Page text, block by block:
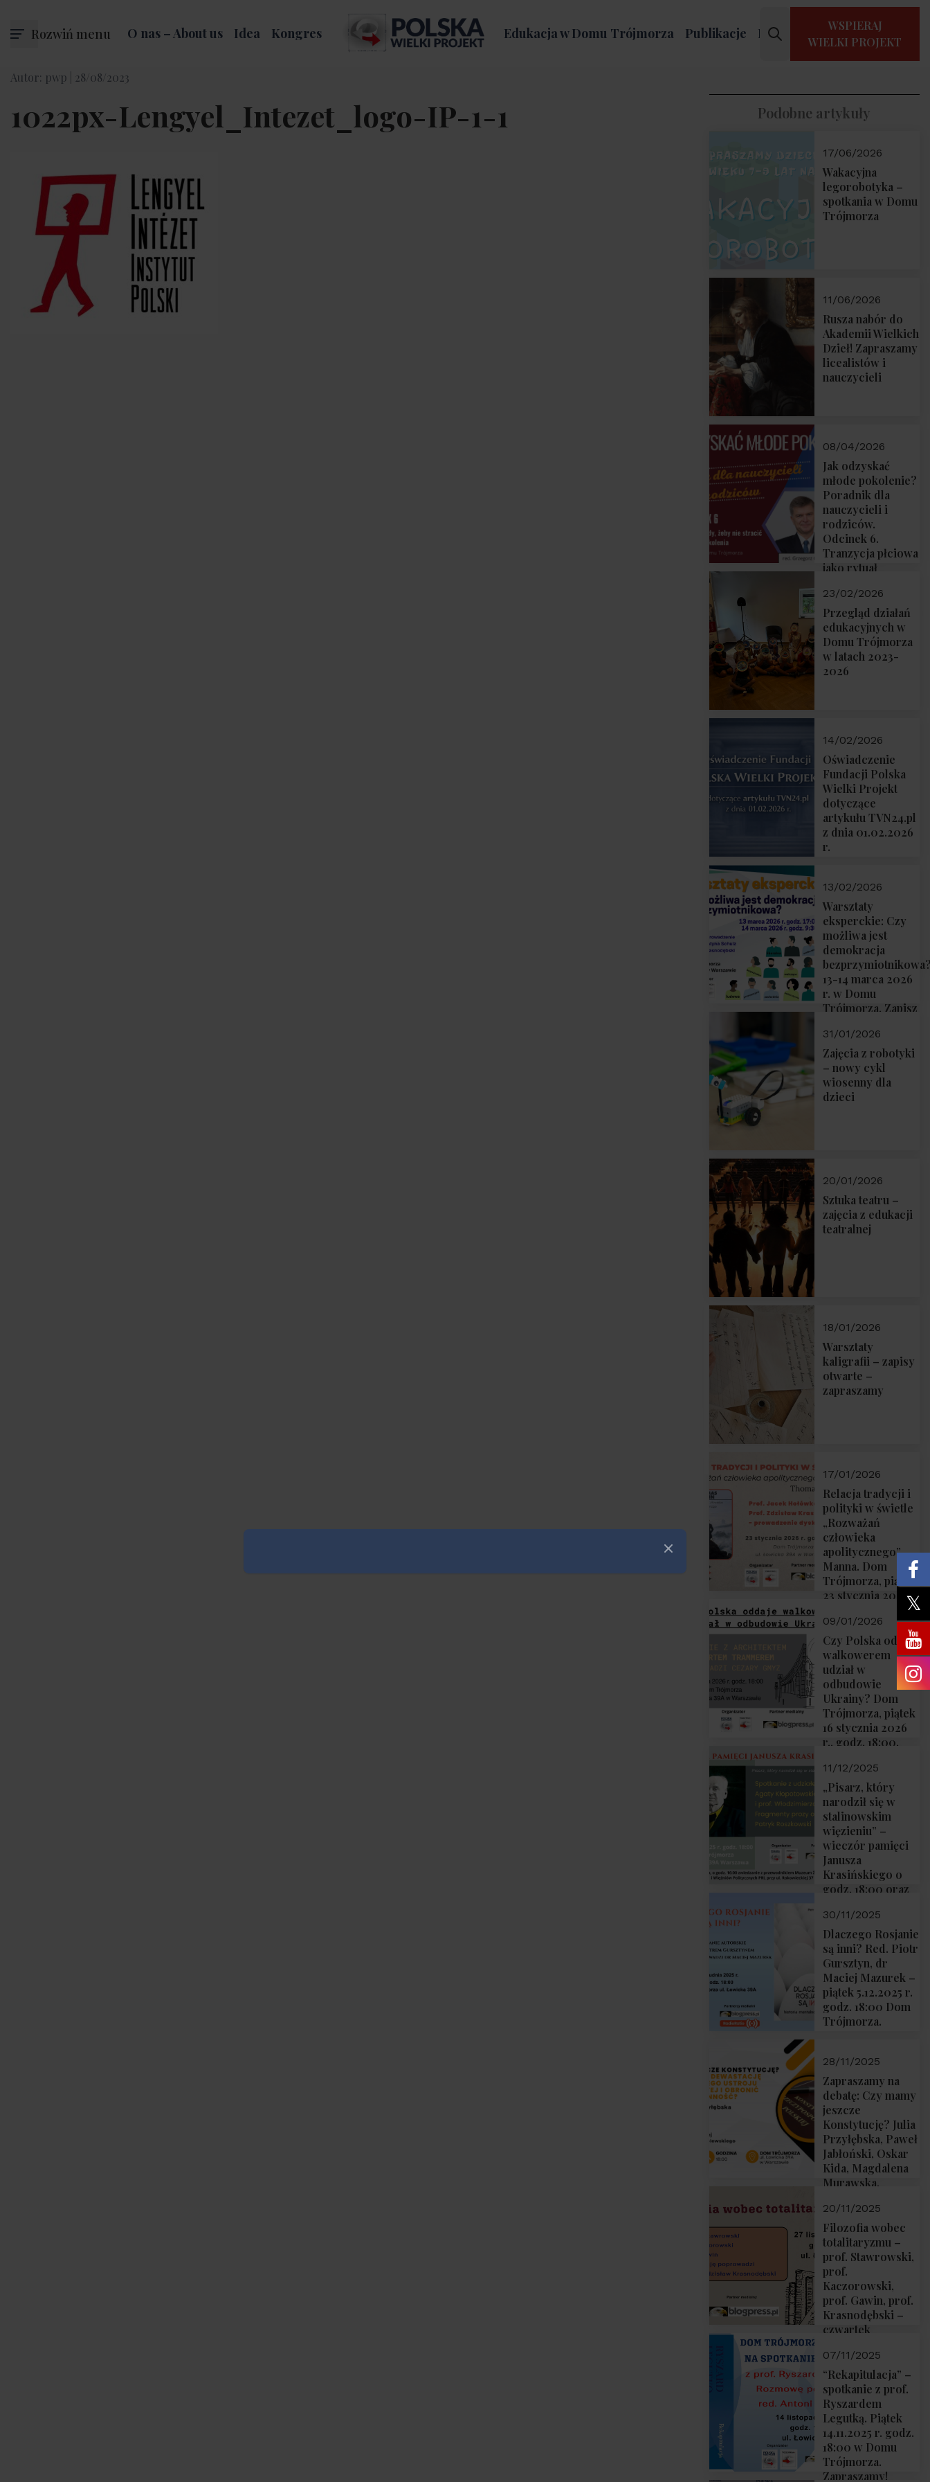
Rozwiń menu O nas – About us Idea Kongres Edukacja w Domu Trójmorza Publikacje Kontakt
WSPIERAJ
WIELKI PROJEKT
Autor: pwp | 28/08/2023
1022px-Lengyel_Intezet_logo-IP-1-1 Podobne artykuły
17/06/2026
Wakacyjna
legorobotyka –
spotkania w Domu
Trójmorza
11/06/2026
Rusza nabór do
Akademii Wielkich
Dzieł! Zapraszamy
licealistów i
nauczycieli
08/04/2026
Jak odzyskać
młode pokolenie?
Poradnik dla
nauczycieli i
rodziców.
Odcinek 6.
Tranzycja płciowa
jako rytuał
Rozmawiają red.
Grzegorz Górny i
prof. Michał
Łuczewski
23/02/2026
Przegląd działań
edukacyjnych w
Domu Trójmorza
w latach 2023-
2026
14/02/2026
Oświadczenie
Fundacji Polska
Wielki Projekt
dotyczące
artykułu TVN24.pl
z dnia 01.02.2026
r.
13/02/2026
Warsztaty
eksperckie: Czy
możliwa jest
demokracja
13-14 marca 2026
r. w Domu
Trójmorza. Zapisz
31/01/2026
Zajęcia z robotyki
– nowy cykl
wiosenny dla
dzieci
20/01/2026
Sztuka teatru –
zajęcia z edukacji
teatralnej
18/01/2026
Warsztaty
kaligrafii – zapisy
otwarte –
zapraszamy
17/01/2026
Relacja tradycji i
polityki w świetle
„Rozważań
człowieka
apolitycznego”
Manna. Dom
Trójmorza, piątek
23 stycznia 2026
Zapraszamy!
09/01/2026
Czy Polska oddaje
walkowerem
udział w
odbudowie
Ukrainy? Dom
Trójmorza, piątek
16 stycznia 2026
r., godz. 18:00.
11/12/2025
„Pisarz, który
narodził się w
stalinowskim
więzieniu” –
wieczór pamięci
Janusza
Krasińskiego o
godz. 18:00 oraz
Muzeum
Żołnierzy
Wyklętych i
Więźniów
Politycznych PRL
o godz. 16:00 – 19
grudnia 2025 r.
30/11/2025
Dlaczego Rosjanie
są inni? Red. Piotr
Gursztyn, dr
Maciej Mazurek –
piątek 5.12.2025 r.
godz. 18:00 Dom
Trójmorza.
28/11/2025
Zapraszamy na
debatę: Czy mamy
jeszcze
Konstytucję? Julia
Przyłębska, Paweł
Jabłoński, Oskar
Kida, Magdalena
Murawska,
Sobolewski – 4
grudnia 2025 r.
godz. 18:00.
20/11/2025
Filozofia wobec
totalitaryzmu –
prof. Stawrowski,
prof.
Kaczorowski,
prof. Gawin, prof.
Krasnodębski –
czwartek
18:00
07/11/2025
“Rekapitulacja” –
spotkanie z prof.
Ryszardem
Legutką. Piątek
14.11.2025 r. godz.
18:00 w Domu
Trójmorza.
Zapraszamy!
Zamknij